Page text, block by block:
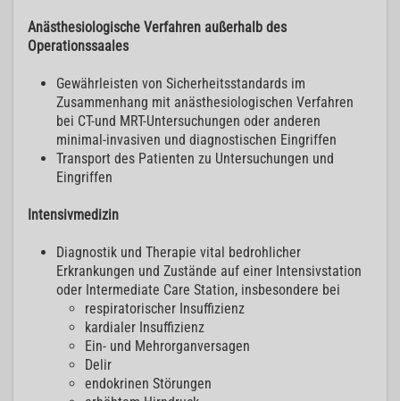
Anästhesiologische Verfahren außerhalb des
Operationssaales
Gewährleisten von Sicherheitsstandards im
Zusammenhang mit anästhesiologischen Verfahren
bei CT-und MRT-Untersuchungen oder anderen
minimal-invasiven und diagnostischen Eingriffen
Transport des Patienten zu Untersuchungen und
Eingriffen
Intensivmedizin
Diagnostik und Therapie vital bedrohlicher
Erkrankungen und Zustände auf einer Intensivstation
oder Intermediate Care Station, insbesondere bei
respiratorischer Insuffizienz
kardialer Insuffizienz
Ein- und Mehrorganversagen
Delir
endokrinen Störungen